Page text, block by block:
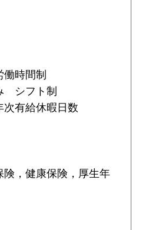
働時間制
シフト制
次有給休暇日数
険，健康保険，厚生年